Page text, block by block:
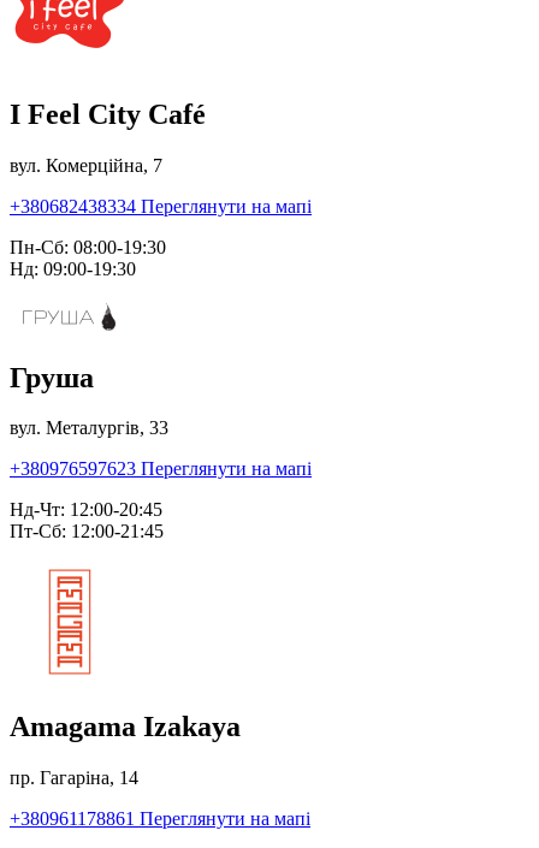
I Feel City Café
вул. Комерційна, 7
+380682438334 Переглянути на мапі
Пн-Сб: 08:00-19:30
Нд: 09:00-19:30
Груша
вул. Металургів, 33
+380976597623 Переглянути на мапі
Нд-Чт: 12:00-20:45
Пт-Сб: 12:00-21:45
Amagama Izakaya
пр. Гагаріна, 14
+380961178861 Переглянути на мапі